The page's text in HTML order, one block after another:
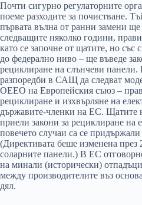
Почти сигурно регулаторните
поеме разходите за почистване.
първата вълна от ранни замени ще
следващите няколко години,
като се започне от щатите, но със
до федерално ниво – ще въведе
рециклиране на слънчеви
разпоредби в САЩ да следват
ОЕЕО на Европейския съюз –
рециклиране и изхвърляне на
държавите-членки на ЕС.
приели закони за рециклиране на
повечето случаи са се
(Директивата беше изменена през
соларните панели.) В ЕС
на минали (исторически)
между производителите въз
дял.